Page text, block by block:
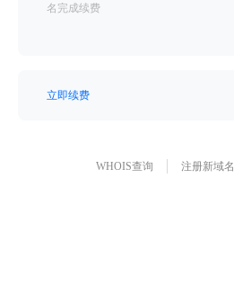
名完成续费
立即续费
WHOIS查询 注册新域名